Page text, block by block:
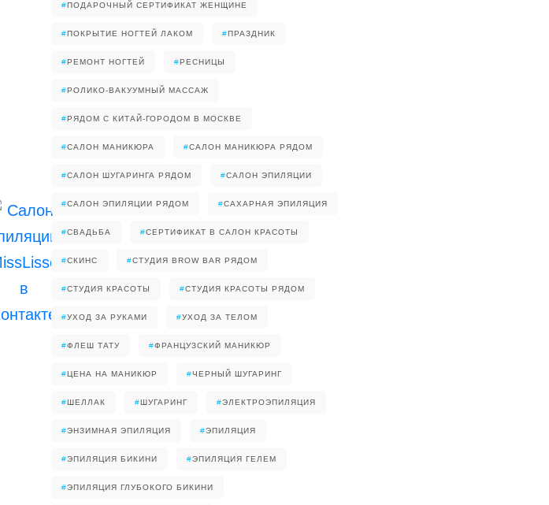
#ПОДАРОЧНЫЙ СЕРТИФИКАТ ЖЕНЩИНЕ
#ПОКРЫТИЕ НОГТЕЙ ЛАКОМ #ПРАЗДНИК
#РЕМОНТ НОГТЕЙ #РЕСНИЦЫ
#РОЛИКО-ВАКУУМНЫЙ МАССАЖ
#РЯДОМ С КИТАЙ-ГОРОДОМ В МОСКВЕ
#САЛОН МАНИКЮРА #САЛОН МАНИКЮРА РЯДОМ
#САЛОН ШУГАРИНГА РЯДОМ #САЛОН ЭПИЛЯЦИИ
#САЛОН ЭПИЛЯЦИИ РЯДОМ #САХАРНАЯ ЭПИЛЯЦИЯ
#СВАДЬБА #СЕРТИФИКАТ В САЛОН КРАСОТЫ
#СКИНС #СТУДИЯ BROW BAR РЯДОМ
#СТУДИЯ КРАСОТЫ #СТУДИЯ КРАСОТЫ РЯДОМ
#УХОД ЗА РУКАМИ #УХОД ЗА ТЕЛОМ
#ФЛЕШ ТАТУ #ФРАНЦУЗСКИЙ МАНИКЮР
#ЦЕНА НА МАНИКЮР #ЧЕРНЫЙ ШУГАРИНГ
#ШЕЛЛАК #ШУГАРИНГ #ЭЛЕКТРОЭПИЛЯЦИЯ
#ЭНЗИМНАЯ ЭПИЛЯЦИЯ #ЭПИЛЯЦИЯ
#ЭПИЛЯЦИЯ БИКИНИ #ЭПИЛЯЦИЯ ГЕЛЕМ
#ЭПИЛЯЦИЯ ГЛУБОКОГО БИКИНИ